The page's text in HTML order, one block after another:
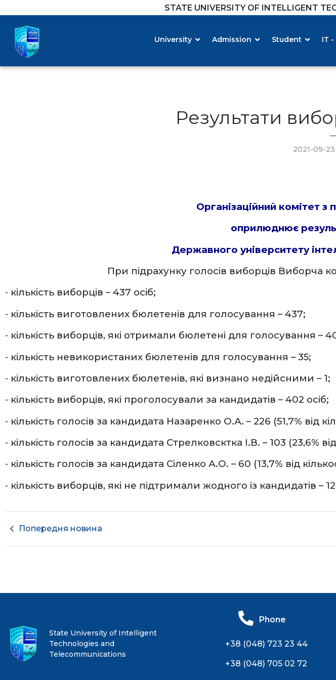
STATE UNIVERSITY OF INTELLIGENT
University Admission Student IT
Результати
2021-09-23
Організаційний комітет
оприлюднює
Державного університету
При підрахунку голосів виборців Виборча
⁃ кількість виборців – 437 осіб;
⁃ кількість виготовлених бюлетенів для голосування – 437;
⁃ кількість виборців, які отримали бюлетені для голосування –
⁃ кількість невикористаних бюлетенів для голосування – 35;
⁃ кількість виготовлених бюлетенів, які визнано недійсними – 1;
⁃ кількість виборців, які проголосували за кандидатів – 402 осіб;
⁃ кількість голосів за кандидата Назаренко О.А. – 226 (51,7% від
⁃ кількість голосів за кандидата Стрелковсктка І.В. – 103 (23,6%
⁃ кількість голосів за кандидата Сіленко А.О. – 60 (13,7% від
⁃ кількість виборців, які не підтримали жодного із кандидатів –
Попередня новина
State University of Intelligent
Technologies and
Telecommunications
Phone
+38 (048) 723 23 44
+38 (048) 705 02 72